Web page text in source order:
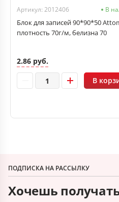
Артикул: 2012406 В
Блок для записей 90*90*50
плотность 70г/м, белизна 70
2.86 руб.
В
ПОДПИСКА НА РАССЫЛКУ
Хочешь